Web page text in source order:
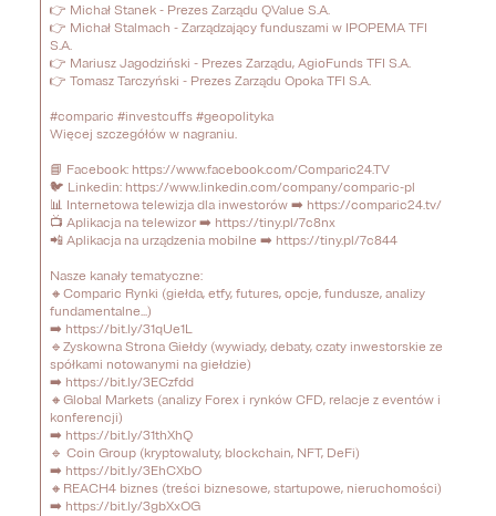
👉 Michał Stanek - Prezes Zarządu QValue S.A.
👉 Michał Stalmach - Zarządzający funduszami w IPOPEMA TFI
S.A.
👉 Mariusz Jagodziński - Prezes Zarządu, AgioFunds TFI S.A.
👉 Tomasz Tarczyński - Prezes Zarządu Opoka TFI S.A.
#comparic #investcuffs #geopolityka
Więcej szczegółów w nagraniu.
📘 Facebook: https://www.facebook.com/Comparic24.TV
🐦 Linkedin: https://www.linkedin.com/company/comparic-pl
📊 Internetowa telewizja dla inwestorów ➡️ https://comparic24.tv/
📺 Aplikacja na telewizor ➡️ https://tiny.pl/7c8nx
📲 Aplikacja na urządzenia mobilne ➡️ https://tiny.pl/7c844
Nasze kanały tematyczne:
🔸Comparic Rynki (giełda, etfy, futures, opcje, fundusze, analizy
fundamentalne...)
➡️ https://bit.ly/31qUe1L
🔹Zyskowna Strona Giełdy (wywiady, debaty, czaty inwestorskie ze
spółkami notowanymi na giełdzie)
➡️ https://bit.ly/3ECzfdd
🔸Global Markets (analizy Forex i rynków CFD, relacje z eventów i
konferencji)
➡️ https://bit.ly/31thXhQ
🔹 Coin Group (kryptowaluty, blockchain, NFT, DeFi)
➡️ https://bit.ly/3EhCXbO
🔸REACH4 biznes (treści biznesowe, startupowe, nieruchomości)
➡️ https://bit.ly/3gbXxOG